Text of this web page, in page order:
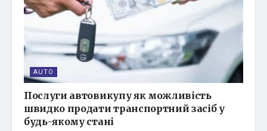
AUTO
Послуги автовикупу як можливість
швидко продати транспортний засіб у
будь-якому стані